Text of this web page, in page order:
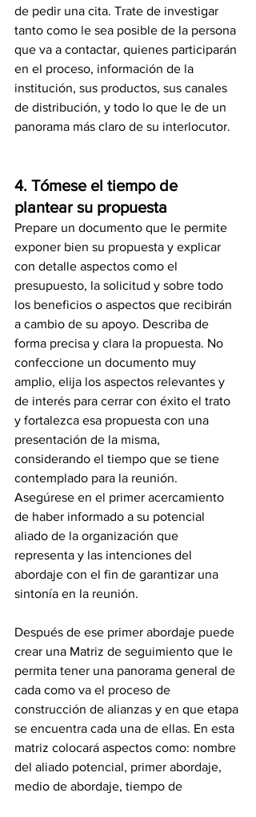
de pedir una cita. Trate de investigar
tanto como le sea posible de la persona
que va a contactar, quienes participarán
en el proceso, información de la
institución, sus productos, sus canales
de distribución, y todo lo que le de un
panorama más claro de su interlocutor.
4. Tómese el tiempo de
plantear su propuesta
Prepare un documento que le permite
exponer bien su propuesta y explicar
con detalle aspectos como el
presupuesto, la solicitud y sobre todo
los beneficios o aspectos que recibirán
a cambio de su apoyo. Describa de
forma precisa y clara la propuesta. No
confeccione un documento muy
amplio, elija los aspectos relevantes y
de interés para cerrar con éxito el trato
y fortalezca esa propuesta con una
presentación de la misma,
considerando el tiempo que se tiene
contemplado para la reunión.
Asegúrese en el primer acercamiento
de haber informado a su potencial
aliado de la organización que
representa y las intenciones del
abordaje con el fin de garantizar una
sintonía en la reunión.
Después de ese primer abordaje puede
crear una Matriz de seguimiento que le
permita tener una panorama general de
cada como va el proceso de
construcción de alianzas y en que etapa
se encuentra cada una de ellas. En esta
matriz colocará aspectos como: nombre
del aliado potencial, primer abordaje,
medio de abordaje, tiempo de